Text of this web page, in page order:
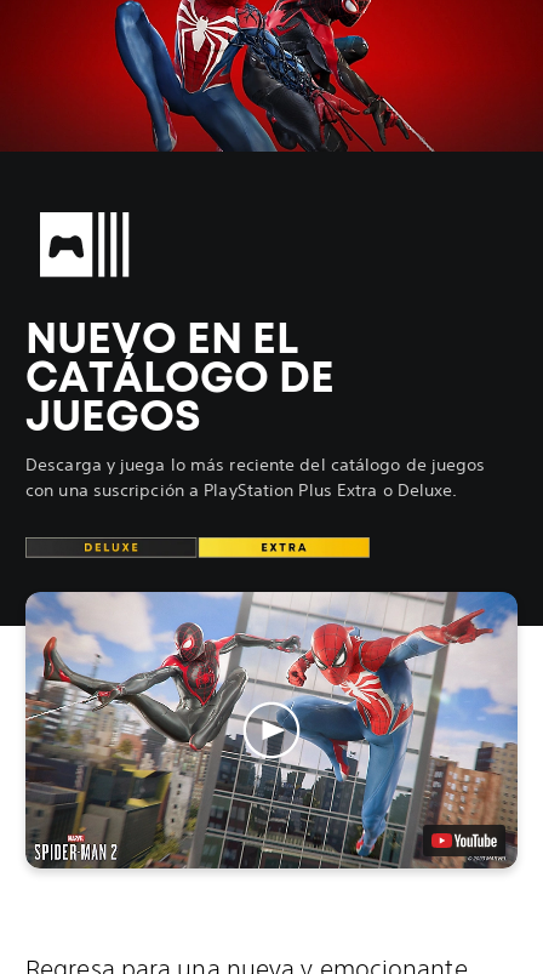
NUEVO EN EL
CATÁLOGO DE
JUEGOS
Descarga y juega lo más reciente del catálogo de juegos
con una suscripción a PlayStation Plus Extra o Deluxe.